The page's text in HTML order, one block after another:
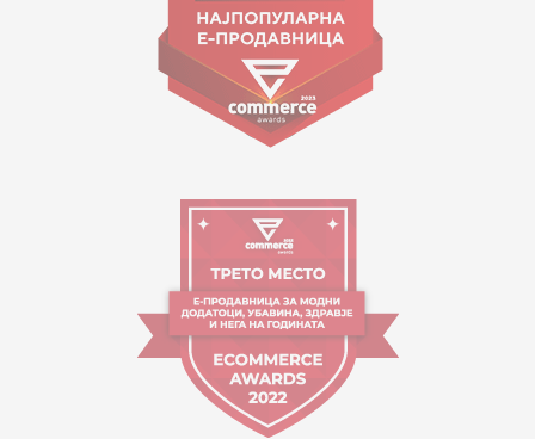
Работно време:
09:00 до 17:00